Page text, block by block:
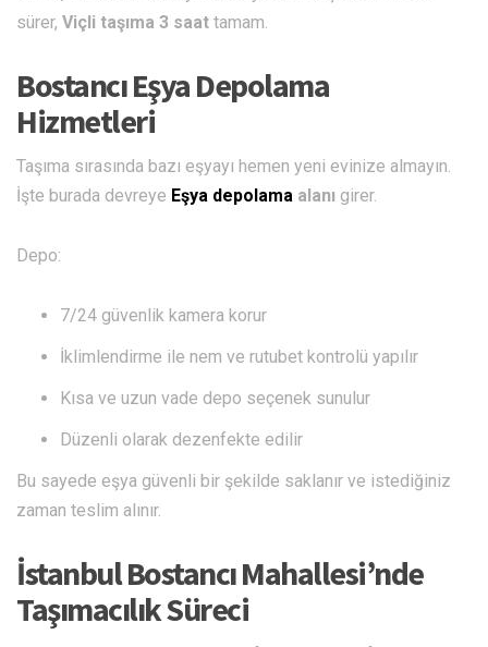
sürer, Viçli taşıma 3 saat tamam.
Bostancı Eşya Depolama
Hizmetleri
Taşıma sırasında bazı eşyayı hemen yeni evinize almayın.
İşte burada devreye Eşya depolama alanı girer.
Depo:
7/24 güvenlik kamera korur
İklimlendirme ile nem ve rutubet kontrolü yapılır
Kısa ve uzun vade depo seçenek sunulur
Düzenli olarak dezenfekte edilir
Bu sayede eşya güvenli bir şekilde saklanır ve istediğiniz
zaman teslim alınır.
İstanbul Bostancı Mahallesi’nde
Taşımacılık Süreci